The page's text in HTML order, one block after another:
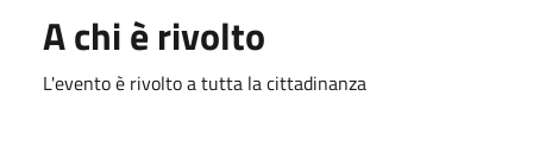
A chi è rivolto
L'evento è rivolto a tutta la cittadinanza